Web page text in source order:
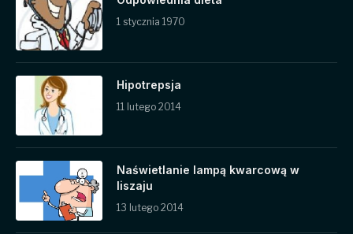
1 stycznia 1970
Hipotrepsja
11 lutego 2014
Naświetlanie lampą kwarcową w
liszaju
13 lutego 2014